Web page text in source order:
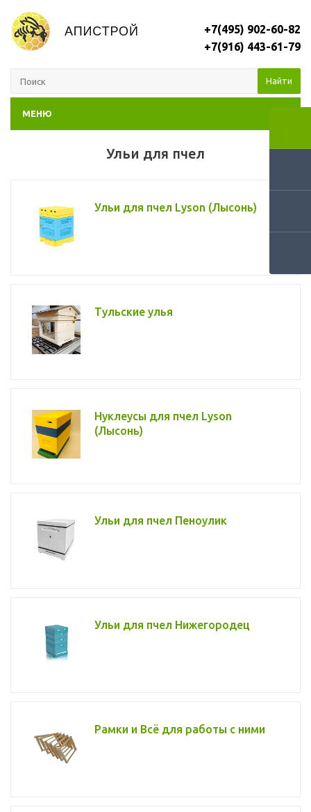
+7(495) 902-60-82
+7(916) 443-61-79
Найти
МЕНЮ
Ульи для пчел
Ульи для пчел Lyson (Лысонь)
Тульские улья
Нуклеусы для пчел Lyson
(Лысонь)
Ульи для пчел Пеноулик
Ульи для пчел Нижегородец
Рамки и Всё для работы с ними